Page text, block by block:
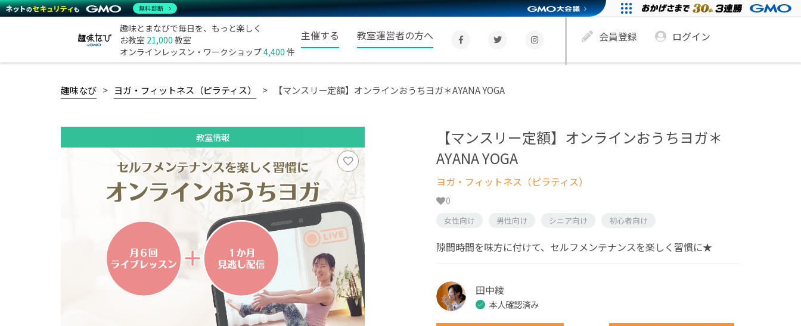
趣味とまなびで毎日を、もっと楽しく
お教室 21,000 教室
オンラインレッスン・ワークショップ4,400 件
主催する 教室運営者の方へ 会員登録 ログイン
趣味なび ヨガ・フィットネス（ピラティス） 【マンスリー定額】オンラインおうちヨガ＊AYANA YOGA
教室情報
【マンスリー定額】オンラインおうちヨガ＊
AYANA YOGA
ヨガ・フィットネス（ピラティス）
0
女性向け 男性向け シニア向け 初心者向け
隙間時間を味方に付けて、セルフメンテナンスを楽しく習慣に★
田中綾
本人確認済み
無料診断